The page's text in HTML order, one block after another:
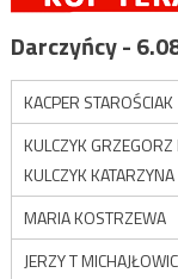
Darczyńcy -
KACPER STAROŚCIAK
KULCZYK
KULCZYK KATARZYNA
MARIA KOSTRZEWA
JERZY T